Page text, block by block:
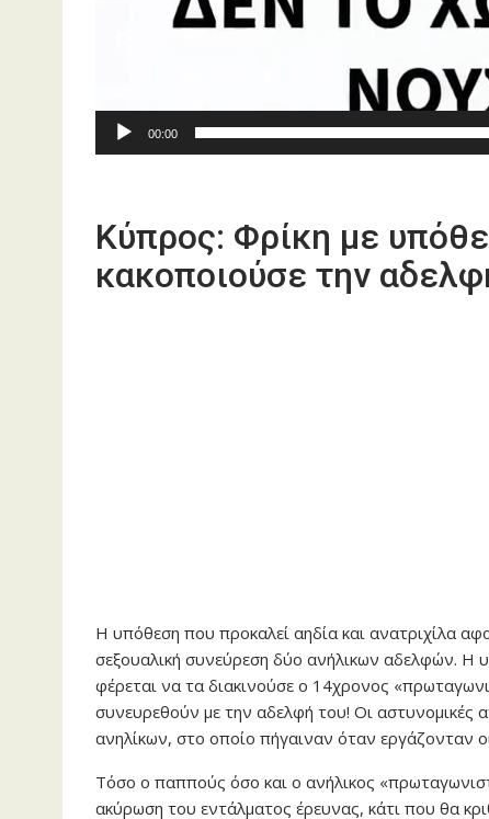
00:00
Κύπρος: Φρίκη με
κακοποιούσε την
Η υπόθεση που προκαλεί αηδία και ανατριχίλα
σεξουαλική συνεύρεση δύο ανήλικων αδελφών. Η
φέρεται να τα διακινούσε ο 14χρονος
συνευρεθούν με την αδελφή του! Οι αστυνομικές
ανηλίκων, στο οποίο πήγαιναν όταν εργάζονταν
Τόσο ο παππούς όσο και ο ανήλικος
ακύρωση του εντάλματος έρευνας, κάτι που θα